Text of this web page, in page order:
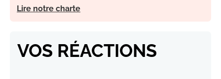
Lire notre charte
VOS RÉACTIONS